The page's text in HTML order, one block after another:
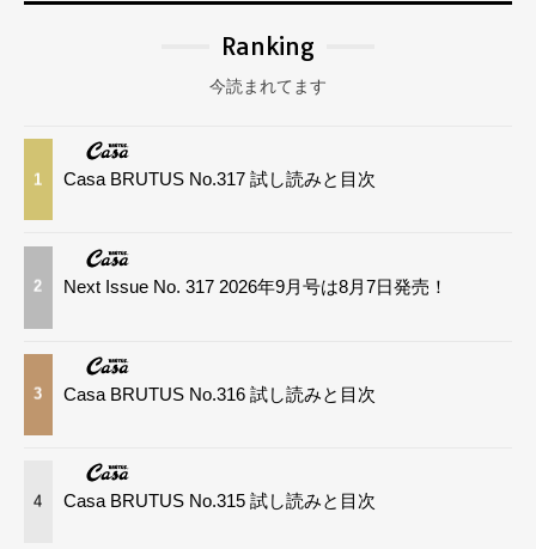
Ranking
今読まれてます
1 Casa BRUTUS No.317 試し読みと目次
2 Next Issue No. 317 2026年9月号は8月7日発売！
3 Casa BRUTUS No.316 試し読みと目次
4 Casa BRUTUS No.315 試し読みと目次